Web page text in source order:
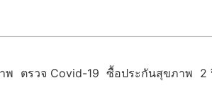
พ ตรวจ Covid-19 ซื้อประกันสุขภาพ 2